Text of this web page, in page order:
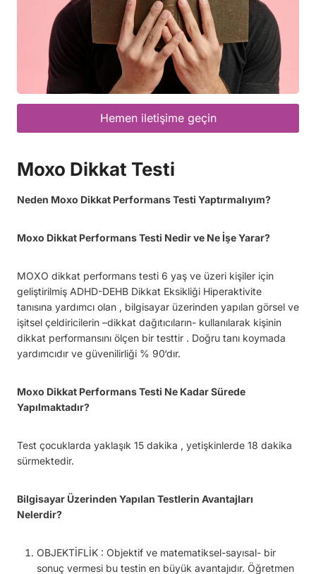
Hemen iletişime geçin
Moxo Dikkat Testi
Neden Moxo Dikkat Performans Testi Yaptırmalıyım?
Moxo Dikkat Performans Testi Nedir ve Ne İşe Yarar?
MOXO dikkat performans testi 6 yaş ve üzeri kişiler için
geliştirilmiş ADHD-DEHB Dikkat Eksikliği Hiperaktivite
tanısına yardımcı olan , bilgisayar üzerinden yapılan görsel ve
işitsel çeldiricilerin –dikkat dağıtıcıların- kullanılarak kişinin
dikkat performansını ölçen bir testtir . Doğru tanı koymada
yardımcıdır ve güvenilirliği % 90‘dır.
Moxo Dikkat Performans Testi Ne Kadar Sürede
Yapılmaktadır?
Test çocuklarda yaklaşık 15 dakika , yetişkinlerde 18 dakika
sürmektedir.
Bilgisayar Üzerinden Yapılan Testlerin Avantajları
Nelerdir?
OBJEKTİFLİK : Objektif ve matematiksel-sayısal- bir
sonuç vermesi bu testin en büyük avantajıdır. Öğretmen